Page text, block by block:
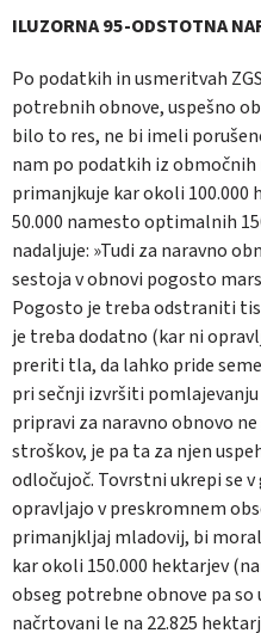
ILUZORNA 95-ODSTOTNA
Po podatkih in usmeritvah
potrebnih obnove, uspešno
bilo to res, ne bi imeli
nam po podatkih iz območnih
primanjkuje kar okoli
50.000 namesto optimalnih
nadaljuje: »Tudi za naravno
sestoja v obnovi pogosto
Pogosto je treba odstraniti
je treba dodatno (kar ni
preriti tla, da lahko pride
pri sečnji izvršiti
pripravi za naravno obnovo
stroškov, je pa ta za njen
odločujoč. Tovrstni ukrepi se
opravljajo v preskromnem
primanjkljaj mladovij, bi
kar okoli 150.000 hektarjev
obseg potrebne obnove pa
načrtovani le na 22.825